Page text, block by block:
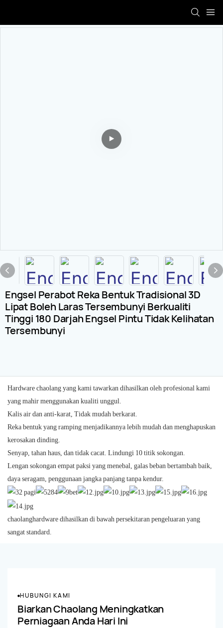
Engsel Perabot Reka Bentuk Tradisional 3D
Lipat Boleh Laras Tersembunyi Berkualiti
Tinggi 180 Darjah Engsel Pintu Tidak Kelihatan
Tersembunyi
Hardware chaolang yang kami tawarkan dihasilkan oleh profesional kami
yang mahir menggunakan kualiti unggul.
Kalis air dan anti-karat, Tidak mudah berkarat.
Reka bentuk yang ramping menjadikannya lebih mudah dan menghapuskan
kerosakan dinding.
Senyap, tahan haus, dan tidak cacat. Lindungi 10 titik sokongan.
Lengan sokongan empat paksi yang menebal, galas beban bertambah baik,
daya seragam, penggunaan jangka panjang tanpa kendur.
chaolanghardware dihasilkan di bawah persekitaran pengeluaran yang
sangat standard.
HUBUNGI KAMI
Biarkan Chaolang Meningkatkan
Perniagaan Anda Hari Ini